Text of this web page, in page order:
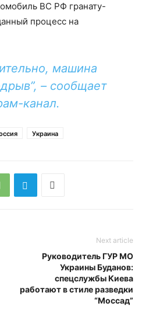
ВС РФ гранату-
процесс на
машина
– сообщает
канал.
Украина
Next article
Руководитель ГУР МО
Украины Буданов:
спецслужбы Киева
работают в стиле разведки
“Моссад”